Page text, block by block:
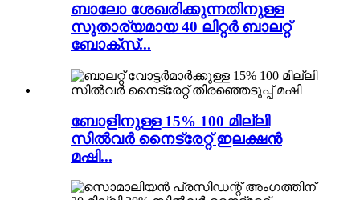
ബാലോ ശേഖരിക്കുന്നതിനുള്ള
സുതാര്യമായ 40 ലിറ്റർ ബാലറ്റ്
ബോക്സ്...
ബോളിനുള്ള 15% 100 മില്ലി
സിൽവർ നൈട്രേറ്റ് ഇലക്ഷൻ
മഷി...